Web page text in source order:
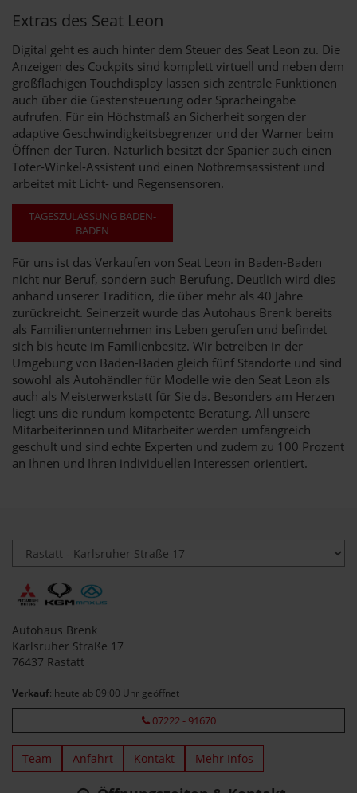
Extras des Seat Leon
Digital geht es auch hinter dem Steuer des Seat Leon zu. Die
Anzeigen des Cockpits sind komplett virtuell und neben dem
großflächigen Touchdisplay lassen sich zentrale Funktionen
auch über die Gestensteuerung oder Spracheingabe
aufrufen. Für ein Höchstmaß an Sicherheit sorgen der
adaptive Geschwindigkeitsbegrenzer und der Warner beim
Öffnen der Türen. Natürlich besitzt der Spanier auch einen
Toter-Winkel-Assistent und einen Notbremsassistent und
arbeitet mit Licht- und Regensensoren.
TAGESZULASSUNG BADEN-
BADEN
Für uns ist das Verkaufen von Seat Leon in Baden-Baden
nicht nur Beruf, sondern auch Berufung. Deutlich wird dies
anhand unserer Tradition, die über mehr als 40 Jahre
zurückreicht. Seinerzeit wurde das Autohaus Brenk bereits
als Familienunternehmen ins Leben gerufen und befindet
sich bis heute im Familienbesitz. Wir betreiben in der
Umgebung von Baden-Baden gleich fünf Standorte und sind
sowohl als Autohändler für Modelle wie den Seat Leon als
auch als Meisterwerkstatt für Sie da. Besonders am Herzen
liegt uns die rundum kompetente Beratung. All unsere
Mitarbeiterinnen und Mitarbeiter werden umfangreich
geschult und sind echte Experten und zudem zu 100 Prozent
an Ihnen und Ihren individuellen Interessen orientiert.
Autohaus Brenk
Karlsruher Straße 17
76437 Rastatt
Verkauf: heute ab 09:00 Uhr geöffnet
07222 - 91670
Team Anfahrt Kontakt Mehr Infos